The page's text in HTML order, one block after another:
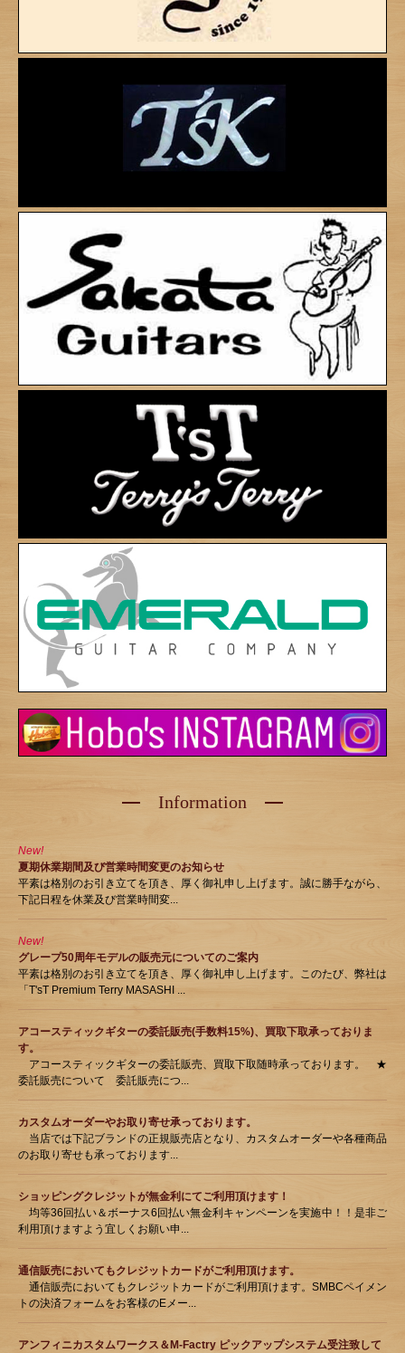
Information
New!
夏期休業期間及び営業時間変更のお知らせ
平素は格別のお引き立てを頂き、厚く御礼申し上げます。誠に勝手ながら、
下記日程を休業及び営業時間変...
New!
グレープ50周年モデルの販売元についてのご案内
平素は格別のお引き立てを頂き、厚く御礼申し上げます。このたび、弊社は
「T'sT Premium Terry MASASHI ...
アコースティックギターの委託販売(手数料15%)、買取下取承っておりま
す。
アコースティックギターの委託販売、買取下取随時承っております。 ★
委託販売について 委託販売につ...
カスタムオーダーやお取り寄せ承っております。
当店では下記ブランドの正規販売店となり、カスタムオーダーや各種商品
のお取り寄せも承っております...
ショッピングクレジットが無金利にてご利用頂けます！
均等36回払い＆ボーナス6回払い無金利キャンペーンを実施中！！是非ご
利用頂けますよう宜しくお願い申...
通信販売においてもクレジットカードがご利用頂けます。
通信販売においてもクレジットカードがご利用頂けます。SMBCペイメン
トの決済フォームをお客様のEメー...
アンフィニカスタムワークス＆M-Factry ピックアップシステム受注致して